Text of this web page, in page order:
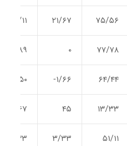
۷۵/۵۶ ۲۱/۶۷ ۴۱/۱۱
۷۷/۷۸ ۰ ۵۸/۸۹
۶۴/۴۴ ۱/۶۶- ۵۰
۱۳/۳۳ ۴۵ ۲۶/۶۷
۵۱/۱۱ ۳/۳۳ ۲۳/۳۳